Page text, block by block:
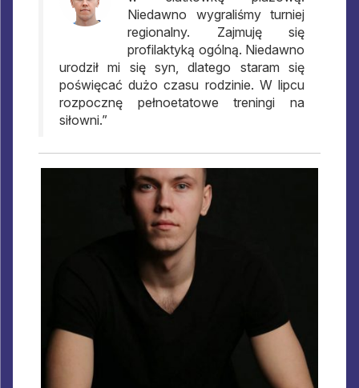
Niedawno wygraliśmy turniej
regionalny. Zajmuję się
profilaktyką ogólną. Niedawno
urodził mi się syn, dlatego staram się
poświęcać dużo czasu rodzinie. W lipcu
rozpocznę pełnoetatowe treningi na
siłowni.”